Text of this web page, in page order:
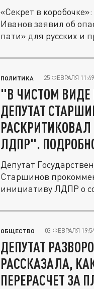
«Секрет в
Иванов заявил об
пати» для русских и
ПОЛИТИКА 25 ФЕВРАЛЯ 11:49
"В ЧИСТОМ
ДЕПУТАТ
ЛДПР".
Депутат
Старшинов
инициативу ЛДПР о
ОБЩЕСТВО 03 ФЕВРАЛЯ
ДЕПУТАТ
РАССКАЗАЛА,
ПЕРЕРАСЧЕТ ЗА